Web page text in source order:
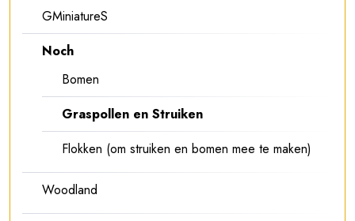
GMiniatureS
Noch
Bomen
Graspollen en Struiken
Flokken (om struiken en bomen mee te maken)
Woodland